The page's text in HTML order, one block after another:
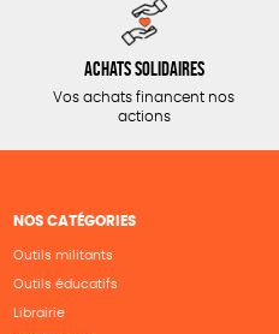
Achats solidaires
Vos achats financent nos
actions
NOS CATÉGORIES
Outils militants
Outils éducatifs
Librairie